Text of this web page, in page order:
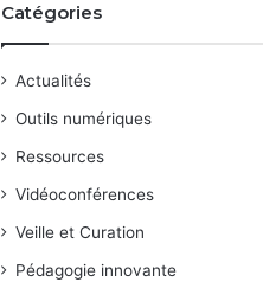
Catégories
Actualités
Outils numériques
Ressources
Vidéoconférences
Veille et Curation
Pédagogie innovante